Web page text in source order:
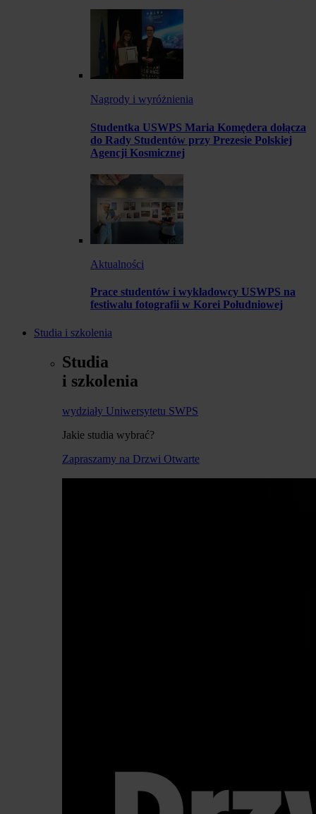
Nagrody i wyróżnienia
Studentka USWPS Maria Komędera dołącza
do Rady Studentów przy Prezesie Polskiej
Agencji Kosmicznej
Aktualności
Prace studentów i wykładowcy USWPS na
festiwalu fotografii w Korei Południowej
Studia i szkolenia
Studia
i szkolenia
wydziały Uniwersytetu SWPS
Jakie studia wybrać?
Zapraszamy na Drzwi Otwarte